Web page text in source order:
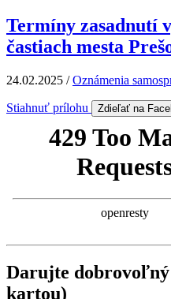
Termíny zasadnutí
častiach mesta
24.02.2025 /Oznámenia
Stiahnuť prílohu Zdieľať na
Darujte
kartou)